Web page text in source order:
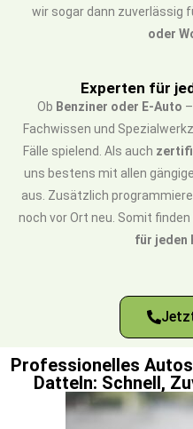
wir sogar dann zuverlässig
oder
Experten für
Ob Benziner oder E-Auto
Fachwissen und
Fälle spielend. Als auch
uns bestens mit allen
aus. Zusätzlich
noch vor Ort neu. Somit finden
für jeden
Professionelles
Datteln: Schnell,